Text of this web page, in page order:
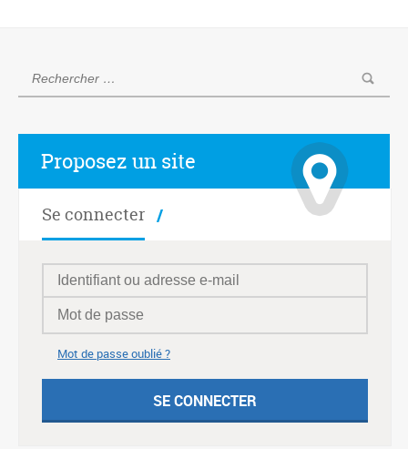
Proposez un site
Se connecter
Mot de passe oublié ?